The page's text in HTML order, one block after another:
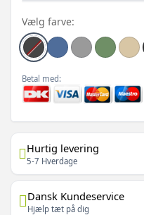
Vælg farve:
Betal med:
Hurtig levering
5-7 Hverdage
Dansk Kundeservice
Hjælp tæt på dig